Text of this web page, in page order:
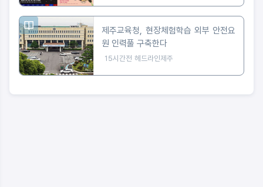
제주교육청, 현장체험학습 외부 안전요
원 인력풀 구축한다
15시간전 헤드라인제주